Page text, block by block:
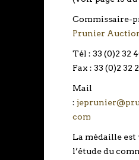
Commissaire-
Prunier
Tél : 33 (0)2 32
Fax : 33 (0)2 32
Mail
:
com
La médaille est
l’étude du